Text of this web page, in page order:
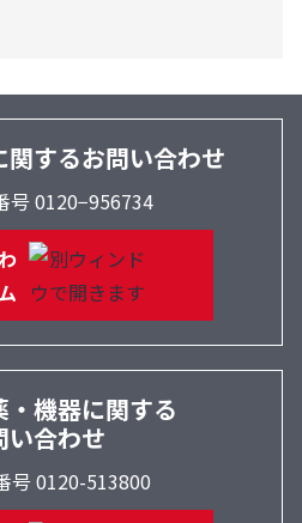
するお問い合わせ
号 0120−956734
・機器に関する
い合わせ
号 0120-513800